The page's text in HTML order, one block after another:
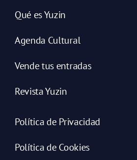
Qué es Yuzin
Agenda Cultural
Vende tus entradas
Revista Yuzin
Política de Privacidad
Política de Cookies